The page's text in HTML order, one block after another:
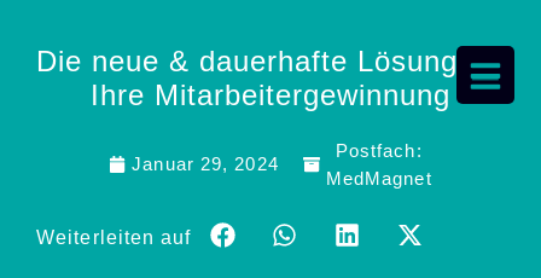
Die neue & dauerhafte Lösung für
Ihre Mitarbeitergewinnung
Januar 29, 2024
Postfach:
MedMagnet
Weiterleiten auf